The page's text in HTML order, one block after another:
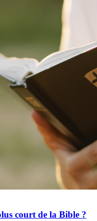
court de la Bible ?